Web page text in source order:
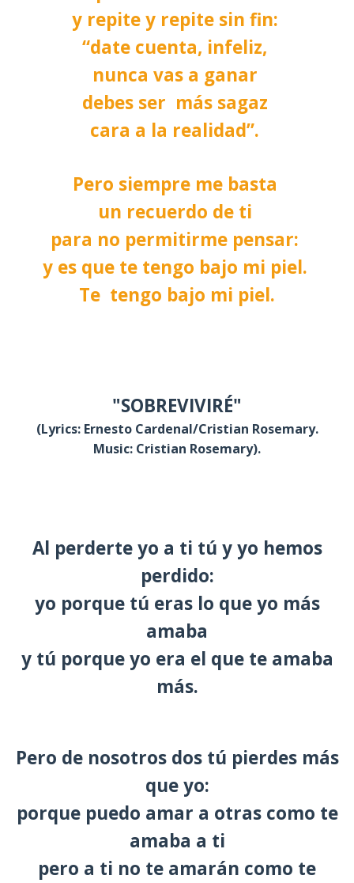
y repite y repite sin fin:
“date cuenta, infeliz,
nunca vas a ganar
debes ser más sagaz
cara a la realidad”.
Pero siempre me basta
un recuerdo de ti
para no permitirme pensar:
y es que te tengo bajo mi piel.
Te tengo bajo mi piel.
"SOBREVIVIRÉ"
(Lyrics: Ernesto Cardenal/Cristian Rosemary.
Music: Cristian Rosemary).
Al perderte yo a ti tú y yo hemos
perdido:
yo porque tú eras lo que yo más
amaba
y tú porque yo era el que te amaba
más.
Pero de nosotros dos tú pierdes más
que yo:
porque puedo amar a otras como te
amaba a ti
pero a ti no te amarán como te